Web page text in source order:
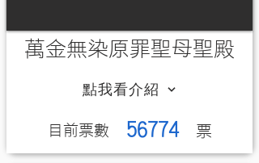
萬金無染原罪聖母聖殿
點我看介紹
56774
​目前票數 ​票